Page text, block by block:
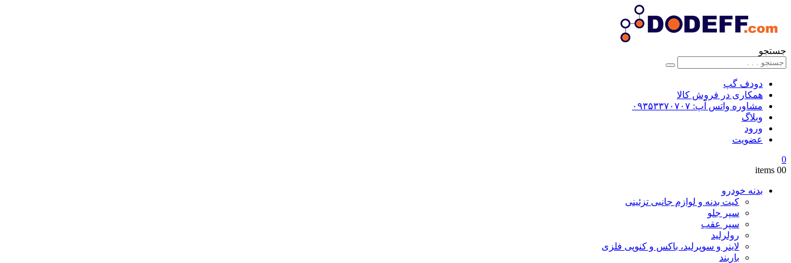
جستجو
دودف گپ
همکاری در فروش کالا
مشاوره واتس آپ: ۰۹۳۵۳۳۷۰۷۰۷
وبلاگ
ورود
عضویت
0
00 items
بدنه خودرو
کیت بدنه و لوازم جانبی تزئینی
سپر جلو
سپر عقب
رولرلید
لاینر و سوپرلید، باکس و کنوپی فلزی
باربند